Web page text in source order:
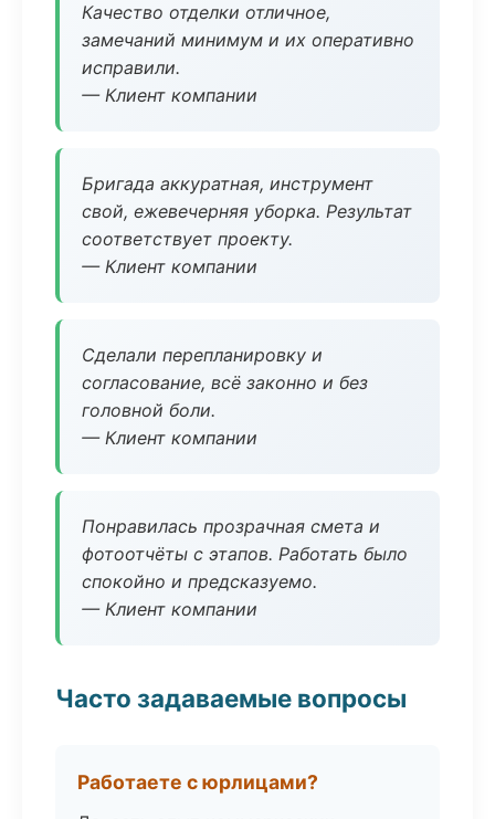
Качество отделки отличное,
замечаний минимум и их оперативно
исправили.
— Клиент компании
Бригада аккуратная, инструмент
свой, ежевечерняя уборка. Результат
соответствует проекту.
— Клиент компании
Сделали перепланировку и
согласование, всё законно и без
головной боли.
— Клиент компании
Понравилась прозрачная смета и
фотоотчёты с этапов. Работать было
спокойно и предсказуемо.
— Клиент компании
Часто задаваемые вопросы
Работаете с юрлицами?